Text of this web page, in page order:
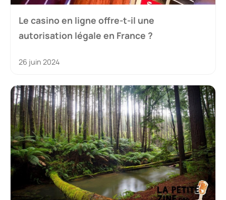
Le casino en ligne offre-t-il une
autorisation légale en France ?
26 juin 2024